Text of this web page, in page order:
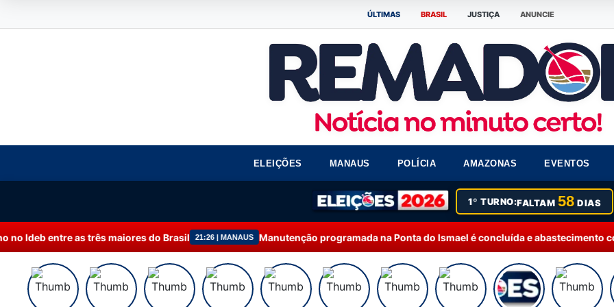
ÚLTIMAS BRASIL JUSTIÇA ANUNCIE
ELEIÇÕES MANAUS POLÍCIA AMAZONAS EVENTOS
1º TURNO:FALTAM 58 DIAS
maiores do Brasil 21:26 | MANAUS Manutenção programada na Ponta do Ismael é concluída e abastecimento começa a ser